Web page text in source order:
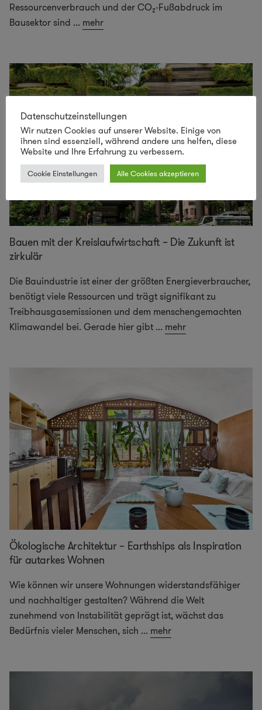
Ressourcenverbrauch und der CO₂-Fußabdruck im
Bausektor sind ... mehr
Bauen mit der Kreislaufwirtschaft – Die Zukunft ist
zirkulär
Die Bauindustrie ist einer der größten Energieverbraucher,
benötigt viele Ressourcen und trägt signifikant zu
Treibhausgasemissionen und dem menschengemachten
Klimawandel bei. Gerade hier gibt ... mehr
Ökologische Architektur – Earthships als Inspiration
für autarkes Wohnen
Wie können wir unsere Wohnungen widerstandsfähiger
und nachhaltiger gestalten? Während die Welt
zunehmend von Instabilität geprägt ist, wächst das
Bedürfnis vieler Menschen, sich ... mehr
Datenschutzeinstellungen
Wir nutzen Cookies auf unserer Website. Einige von
ihnen sind essenziell, während andere uns helfen, diese
Website und Ihre Erfahrung zu verbessern.
Cookie Einstellungen Alle Cookies akzeptieren